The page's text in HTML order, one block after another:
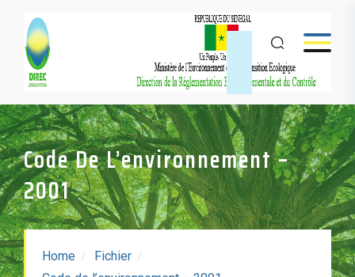
Code De L’environnement –
2001
Home
Fichier